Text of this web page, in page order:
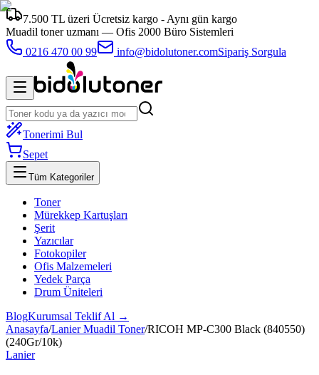
7.500 TL üzeri Ücretsiz kargo - Aynı gün kargo
Muadil toner uzmanı — Ofis 2000 Büro Sistemleri
0216 470 00 99
info@bidolutoner.comSipariş Sorgula
Tonerimi Bul
Sepet
Tüm Kategoriler
Toner
Mürekkep Kartuşları
Şerit
Yazıcılar
Fotokopiler
Ofis Malzemeleri
Yedek Parça
Drum Üniteleri
BlogKurumsal Teklif Al →
Anasayfa/Lanier Muadil Toner/RICOH MP-C300 Black (840550)
(240Gr/10k)
Lanier